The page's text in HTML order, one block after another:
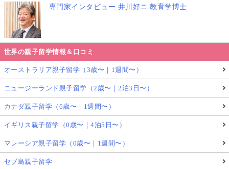
専門家インタビュー 井川好ニ 教育学博士
世界の親子留学情報＆口コミ
オーストラリア親子留学（3歳〜｜1週間〜）
ニュージーランド親子留学（2歳〜｜2泊3日〜）
カナダ親子留学（6歳〜｜1週間〜）
イギリス親子留学（0歳〜｜4泊5日〜）
マレーシア親子留学（0歳〜｜1週間〜）
セブ島親子留学